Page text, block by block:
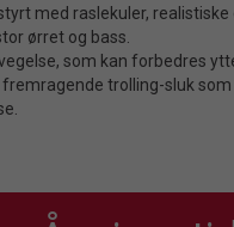
med raslekuler,
ørret og bass.
som kan forbedres
trolling-sluk